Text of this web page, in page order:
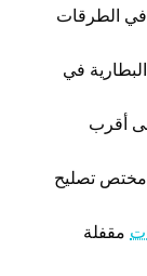
في الطرقات
في
أقرب
مختص تصليح
مقفلة